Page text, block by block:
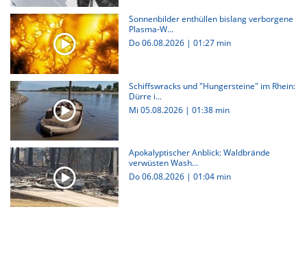
Sonnenbilder enthüllen bislang verborgene
Plasma-W...
Do 06.08.2026 | 01:27 min
Schiffswracks und "Hungersteine" im Rhein:
Dürre i...
Mi 05.08.2026 | 01:38 min
Apokalyptischer Anblick: Waldbrände
verwüsten Wash...
Do 06.08.2026 | 01:04 min